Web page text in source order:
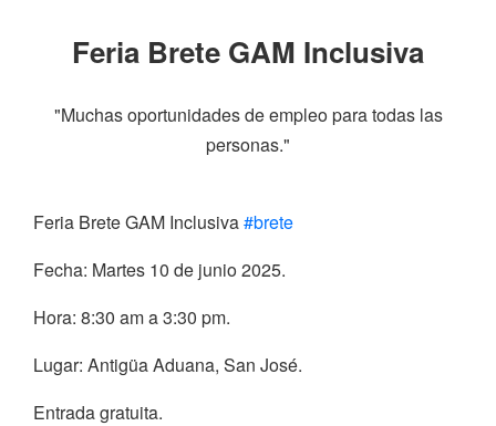
Feria Brete GAM Inclusiva
"Muchas oportunidades de empleo para todas las
personas."
Feria Brete GAM Inclusiva#brete
Fecha: Martes 10 de junio 2025.
Hora: 8:30 am a 3:30 pm.
Lugar: Antigüa Aduana, San José.
Entrada gratuita.